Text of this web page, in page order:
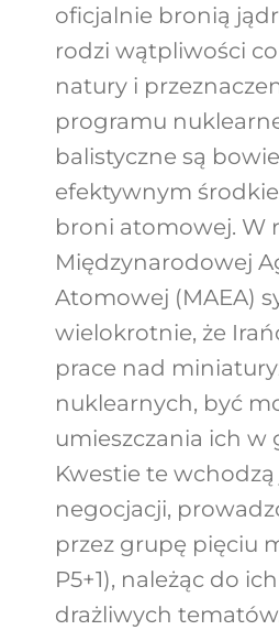
oficjalnie bronią
rodzi wątpliwości
natury i
programu
balistyczne są
efektywnym
broni atomowej. W
Międzynarodowej
Atomowej (MAEA)
wielokrotnie, że
prace nad
nuklearnych, być
umieszczania ich w
Kwestie te wchodzą
negocjacji,
przez grupę pięciu
P5+1), należąc do
drażliwych